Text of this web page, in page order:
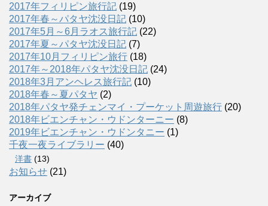
2017年フィリピン旅行記 (19)
2017年春～パタヤ沈没日記 (10)
2017年5月～6月ラオス旅行記 (22)
2017年夏～パタヤ沈没日記 (7)
2017年10月フィリピン旅行 (18)
2017年～2018年パタヤ沈没日記 (24)
2018年3月アンヘレス旅行記 (10)
2018年春～夏パタヤ (2)
2018年パタヤ発チェンマイ・プーケット周遊旅行 (20)
2018年ビエンチャン・ウドンターニー (8)
2019年ビエンチャン・ウドンタニー (1)
千夜一夜ライブラリー (40)
洋書 (13)
お知らせ (21)
アーカイブ